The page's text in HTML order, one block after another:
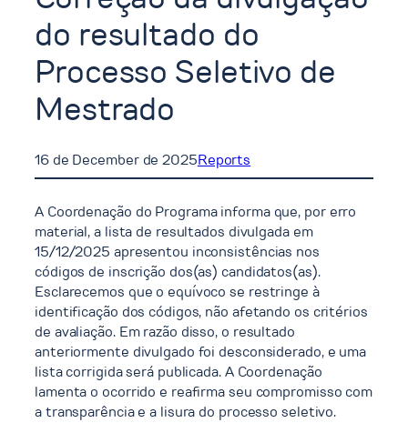
do resultado do
Processo Seletivo de
Mestrado
16 de December de 2025Reports
A Coordenação do Programa informa que, por erro
material, a lista de resultados divulgada em
15/12/2025 apresentou inconsistências nos
códigos de inscrição dos(as) candidatos(as).
Esclarecemos que o equívoco se restringe à
identificação dos códigos, não afetando os critérios
de avaliação. Em razão disso, o resultado
anteriormente divulgado foi desconsiderado, e uma
lista corrigida será publicada. A Coordenação
lamenta o ocorrido e reafirma seu compromisso com
a transparência e a lisura do processo seletivo.